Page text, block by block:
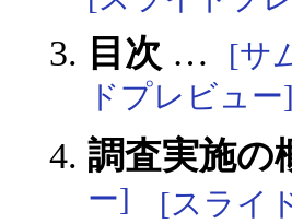
目次 … [サ
ドプレビュー]
調査実施の
ー] [スライ